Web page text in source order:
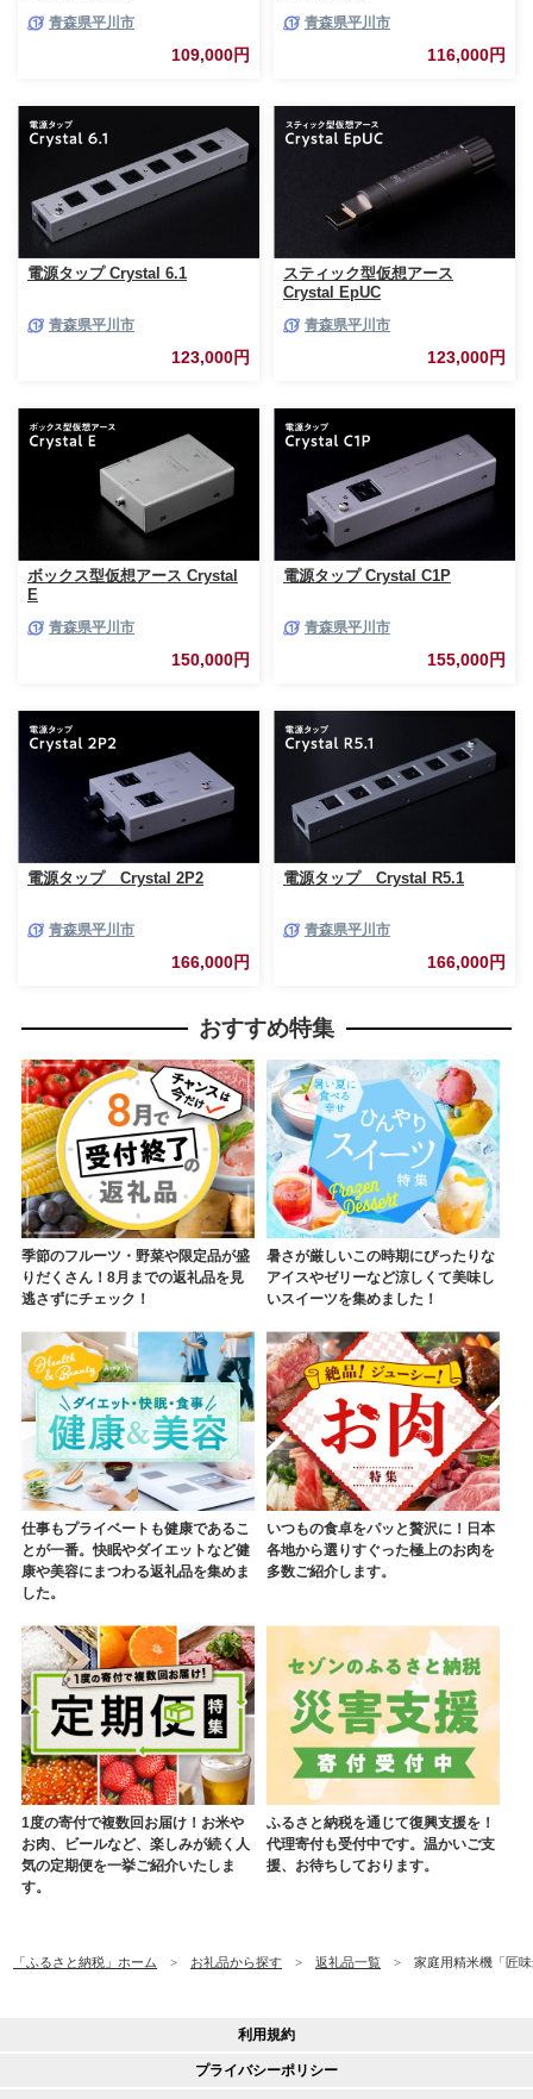
青森県平川市
109,000円
青森県平川市
116,000円
電源タップ Crystal 6.1
青森県平川市
123,000円
スティック型仮想アース
Crystal EpUC
青森県平川市
123,000円
ボックス型仮想アース Crystal
E
青森県平川市
150,000円
電源タップ Crystal C1P
青森県平川市
155,000円
電源タップ Crystal 2P2
青森県平川市
166,000円
電源タップ Crystal R5.1
青森県平川市
166,000円
おすすめ特集
季節のフルーツ・野菜や限定品が盛
りだくさん！8月までの返礼品を見
逃さずにチェック！
暑さが厳しいこの時期にぴったりな
アイスやゼリーなど涼しくて美味し
いスイーツを集めました！
仕事もプライベートも健康であるこ
とが一番。快眠やダイエットなど健
康や美容にまつわる返礼品を集めま
した。
いつもの食卓をパッと贅沢に！日本
各地から選りすぐった極上のお肉を
多数ご紹介します。
1度の寄付で複数回お届け！お米や
お肉、ビールなど、楽しみが続く人
気の定期便を一挙ご紹介いたしま
す。
ふるさと納税を通じて復興支援を！
代理寄付も受付中です。温かいご支
援、お待ちしております。
「ふるさと納税」ホーム お礼品から探す 返礼品一覧 家庭用精米機「匠
利用規約
プライバシーポリシー